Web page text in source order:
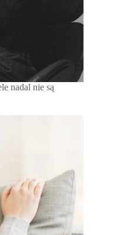
nadal nie są